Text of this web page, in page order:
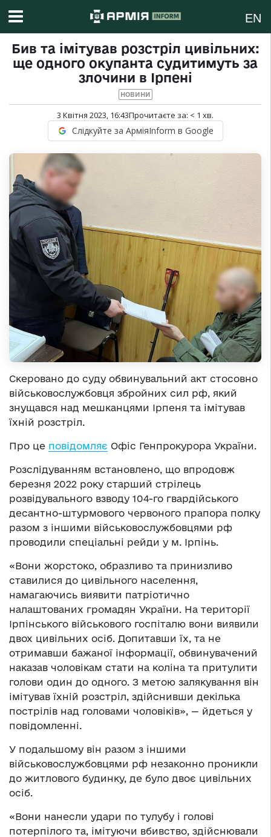
EN
Бив та імітував розстріл цивільних:
ще одного окупанта судитимуть за
злочини в Ірпені
НОВИНИ
3 Квітня 2023, 16:43Прочитаєте за: < 1 хв.
Слідкуйте за АрміяInform в Google
Скеровано до суду обвинувальний акт стосовно
військовослужбовця збройних сил рф, який
знущався над мешканцями Ірпеня та імітував
їхній розстріл.
Про це повідомляє Офіс Генпрокурора України.
Розслідуванням встановлено, що впродовж
березня 2022 року старший стрілець
розвідувального взводу 104-го гвардійського
десантно-штурмового червоного прапора полку
разом з іншими військовослужбовцями рф
проводили спеціальні рейди у м. Ірпінь.
«Вони жорстоко, образливо та принизливо
ставилися до цивільного населення,
намагаючись виявити патріотично
налаштованих громадян України. На території
Ірпінського військового госпіталю вони виявили
двох цивільних осіб. Допитавши їх, та не
отримавши бажаної інформації, обвинувачений
наказав чоловікам стати на коліна та притулити
голови один до одного. З метою залякування він
імітував їхній розстріл, здійснивши декілька
пострілів над головами чоловіків», — йдеться у
повідомленні.
У подальшому він разом з іншими
військовослужбовцями рф незаконно проникли
до житлового будинку, де було двоє цивільних
осіб.
«Вони нанесли удари по тулубу і голові
потерпілого та, імітуючи вбивство, здійснювали